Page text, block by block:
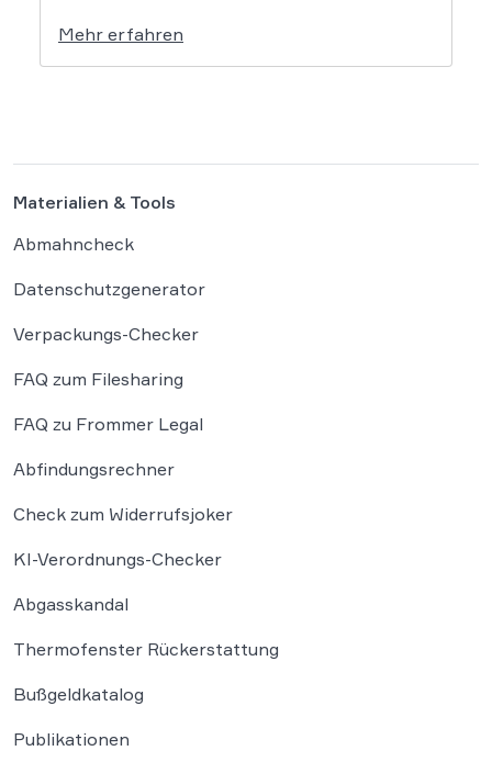
einen Facebook-Nutzer eine empfindliche
Geldstrafe verhängt, weil dieser den
Mehr erfahren
Materialien & Tools
Abmahncheck
Datenschutzgenerator
Verpackungs-Checker
FAQ zum Filesharing
FAQ zu Frommer Legal
Abfindungsrechner
Check zum Widerrufsjoker
KI-Verordnungs-Checker
Abgasskandal
Thermofenster Rückerstattung
Bußgeldkatalog
Publikationen